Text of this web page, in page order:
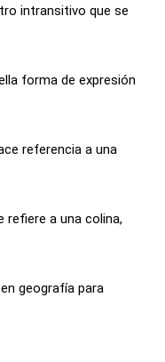
intransitivo que se
forma de expresión
referencia a una
a una colina,
geografía para